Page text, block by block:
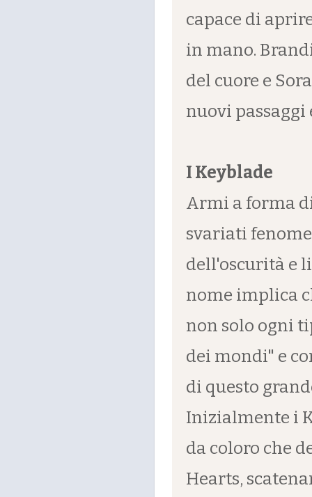
capace di
in mano.
del cuore e
nuovi
I Keyblade
Armi a forma
svariati
dell'oscurità e
nome implica
non solo ogni
dei mondi" e
di questo
Inizialmente i
da coloro che
Hearts,